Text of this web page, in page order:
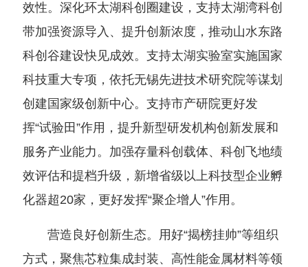
效性。深化环太湖科创圈建设，支持太湖湾科创
带加强资源导入、提升创新浓度，推动山水东路
科创谷建设快见成效。支持太湖实验室实施国家
科技重大专项，依托无锡先进技术研究院等谋划
创建国家级创新中心。支持市产研院更好发
挥“试验田”作用，提升新型研发机构创新发展和
服务产业能力。加强存量科创载体、科创飞地绩
效评估和提档升级，新增省级以上科技型企业孵
化器超20家，更好发挥“聚企增人”作用。
营造良好创新生态。用好“揭榜挂帅”等组织
方式，聚焦芯粒集成封装、高性能金属材料等领